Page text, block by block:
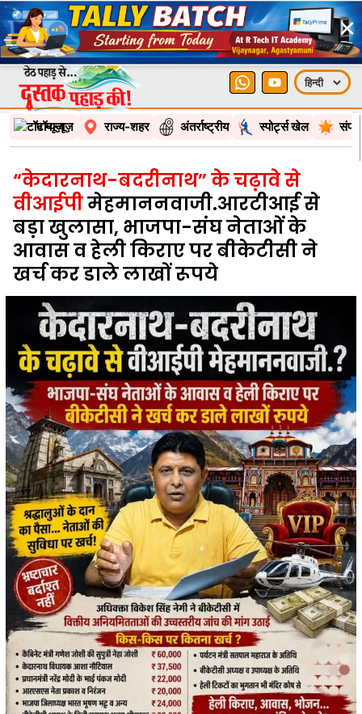
×
टॉप न्यूज़ राज्य-शहर अंतर्राष्ट्रीय स्पोर्ट्स खेल
“केदारनाथ-बदरीनाथ” के चढ़ावे से
वीआईपीमेहमाननवाजी.आरटीआई से
बड़ा खुलासा, भाजपा-संघ नेताओं के
आवास व हेली किराए पर बीकेटीसी ने
खर्च कर डाले लाखों रूपये